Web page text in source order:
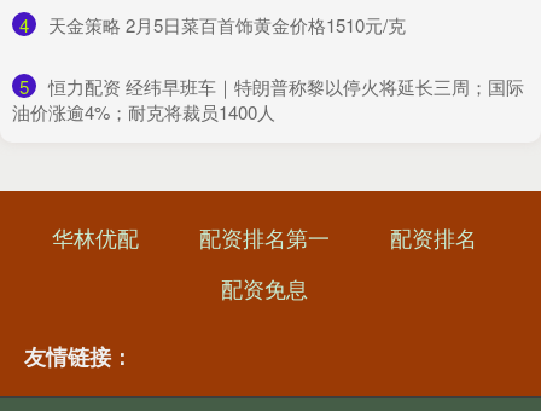
4 ​天金策略 2月5日菜百首饰黄金价格1510元/克
5
​恒力配资 经纬早班车｜特朗普称黎以停火将延长三周；国际
油价涨逾4%；耐克将裁员1400人
华林优配 配资排名第一
配资排名
配资免息
友情链接：